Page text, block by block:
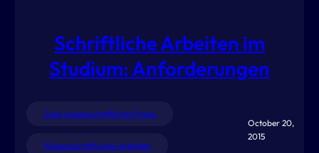
Schriftliche Arbeiten im
Studium: Anforderungen
Gute wissenschaftliche Praxis
Wissenschaftliches Arbeiten
October 20,
2015